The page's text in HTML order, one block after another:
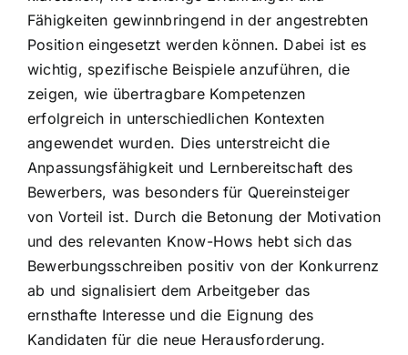
Fähigkeiten gewinnbringend in der angestrebten
Position eingesetzt werden können. Dabei ist es
wichtig, spezifische Beispiele anzuführen, die
zeigen, wie übertragbare Kompetenzen
erfolgreich in unterschiedlichen Kontexten
angewendet wurden. Dies unterstreicht die
Anpassungsfähigkeit und Lernbereitschaft des
Bewerbers, was besonders für Quereinsteiger
von Vorteil ist. Durch die Betonung der Motivation
und des relevanten Know-Hows hebt sich das
Bewerbungsschreiben positiv von der Konkurrenz
ab und signalisiert dem Arbeitgeber das
ernsthafte Interesse und die Eignung des
Kandidaten für die neue Herausforderung.